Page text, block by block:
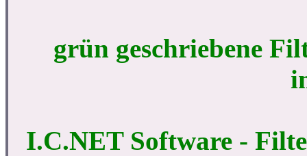
grün geschriebene
I.C.NET Software -